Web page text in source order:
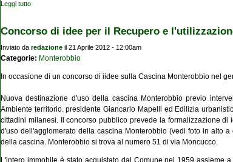
Leggi tutto
Concorso di idee per il Recupero e
Inviato da redazione il 21 Aprile 2012 - 12:00am
Categorie: Monterobbio
In occasione di un concorso di iidee sulla Cascina Monterobbio nel
Nuova destinazione d'uso della cascina Monterobbio previo
Ambiente territorio. presidente Giancarlo Mapelli ed Edilizia
cittadini milanesi. Il concorso pubblico prevede la formalizzazione
d'uso dell'agglomerato della cascina Monterobbio (vedi foto in alto
della cascina. Monterobbio si trova al numero 51 di via Moncucco.
L'intero immobile è stato acquistato dal Comune nel 1959 assieme